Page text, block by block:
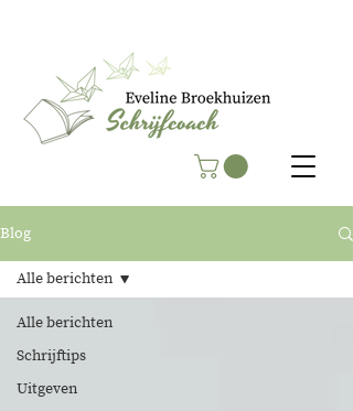
Blog
Alle berichten
Schrijftips
Uitgeven
Alle berichten